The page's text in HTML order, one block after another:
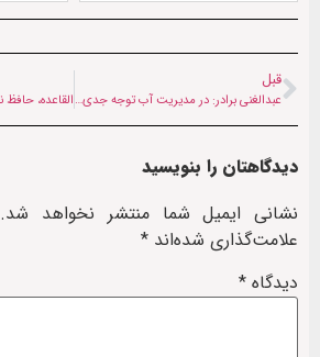
قبل
عبدالغنی برادر: در مدیریت آب توجه جدی نشده است
دیدگاهتان را بنویسید
نشانی ایمیل شما منتشر نخواهد شد.
علامت‌گذاری شده‌اند *
دیدگاه *